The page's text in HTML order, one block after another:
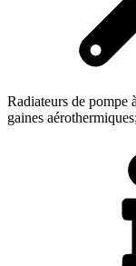
Radiateurs de pompe
gaines